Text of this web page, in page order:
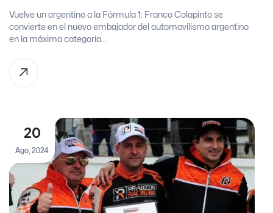
Vuelve un argentino a la Fórmula 1: Franco Colapinto se
convierte en el nuevo embajador del automovilismo argentino
en la máxima categoría...
20
Ago, 2024